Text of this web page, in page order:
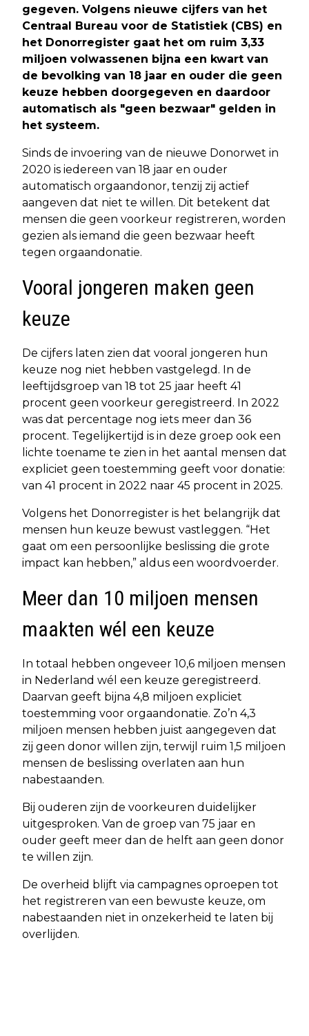
gegeven. Volgens nieuwe cijfers van het
Centraal Bureau voor de Statistiek (CBS) en
het Donorregister gaat het om ruim 3,33
miljoen volwassenen bijna een kwart van
de bevolking van 18 jaar en ouder die geen
keuze hebben doorgegeven en daardoor
automatisch als "geen bezwaar" gelden in
het systeem.
Sinds de invoering van de nieuwe Donorwet in
2020 is iedereen van 18 jaar en ouder
automatisch orgaandonor, tenzij zij actief
aangeven dat niet te willen. Dit betekent dat
mensen die geen voorkeur registreren, worden
gezien als iemand die geen bezwaar heeft
tegen orgaandonatie.
Vooral jongeren maken geen
keuze
De cijfers laten zien dat vooral jongeren hun
keuze nog niet hebben vastgelegd. In de
leeftijdsgroep van 18 tot 25 jaar heeft 41
procent geen voorkeur geregistreerd. In 2022
was dat percentage nog iets meer dan 36
procent. Tegelijkertijd is in deze groep ook een
lichte toename te zien in het aantal mensen dat
expliciet geen toestemming geeft voor donatie:
van 41 procent in 2022 naar 45 procent in 2025.
Volgens het Donorregister is het belangrijk dat
mensen hun keuze bewust vastleggen. “Het
gaat om een persoonlijke beslissing die grote
impact kan hebben,” aldus een woordvoerder.
Meer dan 10 miljoen mensen
maakten wél een keuze
In totaal hebben ongeveer 10,6 miljoen mensen
in Nederland wél een keuze geregistreerd.
Daarvan geeft bijna 4,8 miljoen expliciet
toestemming voor orgaandonatie. Zo’n 4,3
miljoen mensen hebben juist aangegeven dat
zij geen donor willen zijn, terwijl ruim 1,5 miljoen
mensen de beslissing overlaten aan hun
nabestaanden.
Bij ouderen zijn de voorkeuren duidelijker
uitgesproken. Van de groep van 75 jaar en
ouder geeft meer dan de helft aan geen donor
te willen zijn.
De overheid blijft via campagnes oproepen tot
het registreren van een bewuste keuze, om
nabestaanden niet in onzekerheid te laten bij
overlijden.